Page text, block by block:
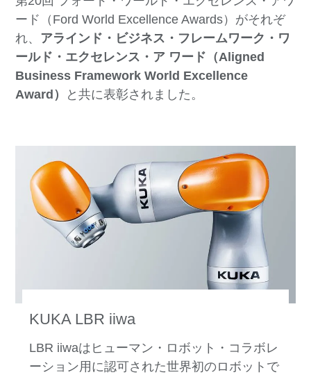
ード（Ford World Excellence Awards）がそれぞ
れ、 アラインド・ビジネス・フレームワーク・ワ
ールド・エクセレンス・ア ワード（Aligned
Business Framework World Excellence
Award）
と共に表彰されました。
KUKA LBR iiwa
LBR iiwaはヒューマン・ロボット・コラボレ
ーション用に認可された世界初のロボットで